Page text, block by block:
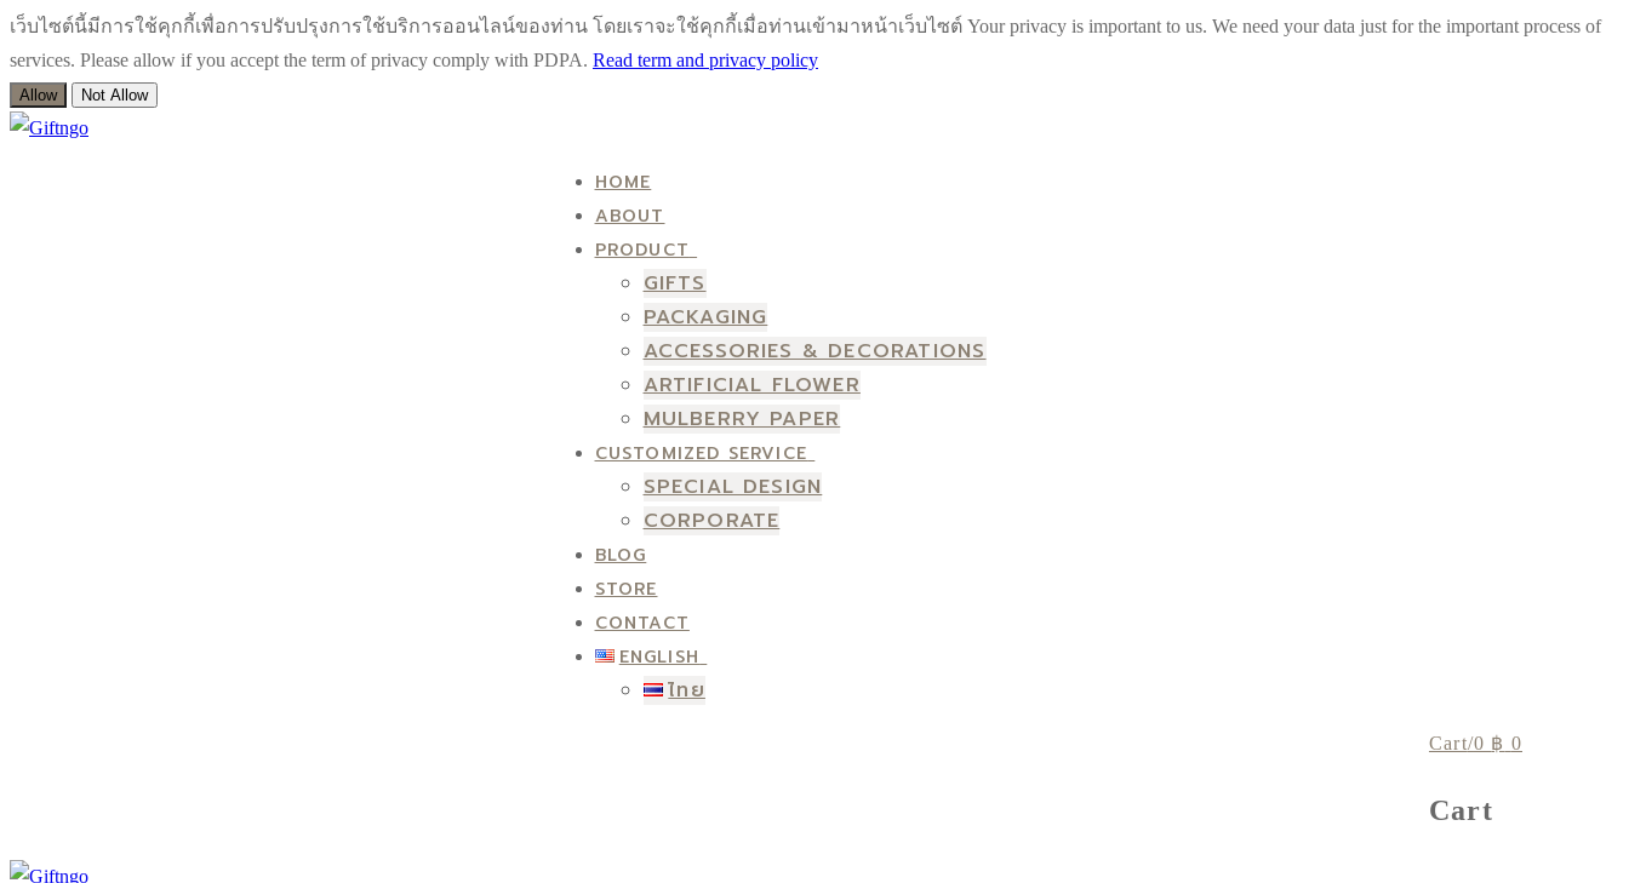
เว็บไซต์นี้มีการใช้คุกกี้เพื่อการปรับปรุงการใช้บริการออนไลน์ของท่าน โดยเราจะใช้คุกกี้เมื่อท่านเข้ามาหน้าเว็บไซต์ Your privacy is important to us. We need your data just for the important process of
services. Please allow if you accept the term of privacy comply with PDPA. Read term and privacy policy
Allow Not Allow
Skip
Menu
Close
HOME
ABOUT
PRODUCT
GIFTS
PACKAGING
ACCESSORIES & DECORATIONS
ARTIFICIAL FLOWER
MULBERRY PAPER
CUSTOMIZED SERVICE
SPECIAL DESIGN
CORPORATE
BLOG
STORE
CONTACT
ENGLISH
ไทย
Cart/0 ฿ 0
Cart